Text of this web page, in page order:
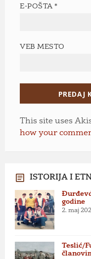
E-POŠTA*
VEB MESTO
This site uses
how your
ISTORIJA I
godine
2. maj
Teslić/